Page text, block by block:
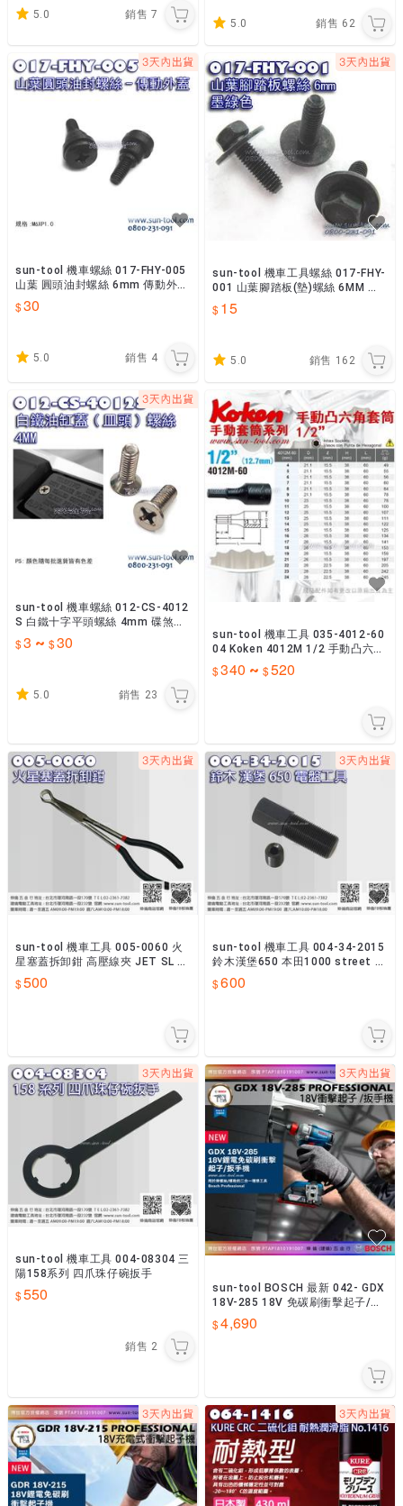
5.0 銷售 7
5.0 銷售 62
sun-tool 機車螺絲 017-FHY-005
山葉 圓頭油封螺絲 6mm 傳動外蓋
適用 YAMAHA 車系
30
5.0 銷售 4
sun-tool 機車工具螺絲 017-FHY-
001 山葉腳踏板(墊)螺絲 6MM 適
用 YAMAHA 機車維修
15
5.0 銷售 162
sun-tool 機車螺絲 012-CS-4012
S 白鐵十字平頭螺絲 4mm 碟煞油
缸蓋螺絲 白鐵皿頭螺絲
3 ~ 30
5.0 銷售 23
sun-tool 機車工具 035-4012-60
04 Koken 4012M 1/2 手動凸六角
套筒 60L 4分
340 ~ 520
sun-tool 機車工具 005-0060 火
星塞蓋拆卸鉗 高壓線夾 JET SL 車
系500
sun-tool 機車工具 004-34-2015
鈴木漢堡650 本田1000 street 7
50 電盤工具
600
sun-tool 機車工具 004-08304 三
陽158系列 四爪珠仔碗扳手
550
銷售 2
sun-tool BOSCH 最新 042- GDX
18V-285 18V 免碳刷衝擊起子/扳
手機
4,690